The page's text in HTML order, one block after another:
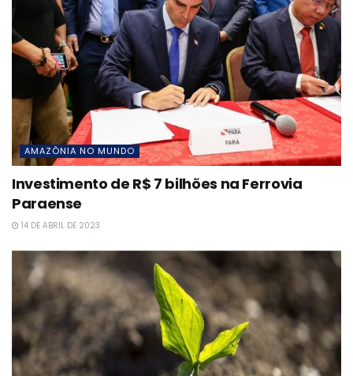
AMAZÔNIA NO MUNDO
Investimento de R$ 7 bilhões na Ferrovia
Paraense
14 DE ABRIL DE 2023